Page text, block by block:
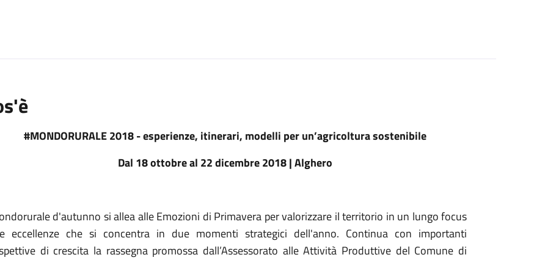
#MONDORURALE 2018 - esperienze, itinerari, modelli per un’agricoltura sostenibile
Dal 18 ottobre al 22 dicembre 2018 | Alghero
d'autunno si allea alle Emozioni di Primavera per valorizzare il territorio in un lungo focus
eccellenze che si concentra in due momenti strategici dell'anno. Continua con importanti
di crescita la rassegna promossa dall’Assessorato alle Attività Produttive del Comune di